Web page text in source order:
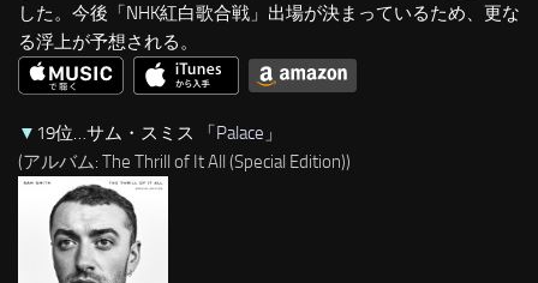
した。今後「NHK紅白歌合戦」出場が決まっているため、更な
る浮上が予想される。
▼ 19位…サム・スミス 「Palace 」
(アルバム: The Thrill of It All (Special Edition))